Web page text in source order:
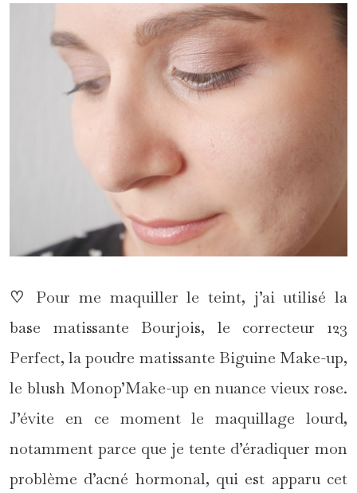
♡ Pour me maquiller le teint, j’ai utilisé la
base matissante Bourjois, le correcteur 123
Perfect, la poudre matissante Biguine Make-up,
le blush Monop’Make-up en nuance vieux rose.
J’évite en ce moment le maquillage lourd,
notamment parce que je tente d’éradiquer mon
problème d’acné hormonal, qui est apparu cet